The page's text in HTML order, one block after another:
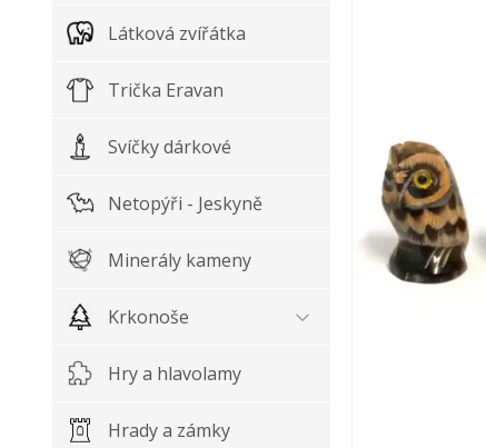
Látková zvířátka
Trička Eravan
Svíčky dárkové
Netopýři - Jeskyně
Minerály kameny
Krkonoše
Hry a hlavolamy
Hrady a zámky